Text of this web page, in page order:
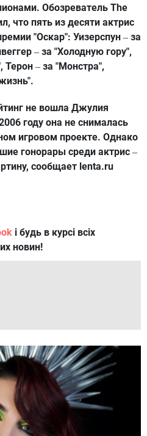
Обозреватель The
что пять из десяти актрис
"Оскар": Уизерспун – за
– за "Холодную гору",
Терон – за "Монстра",
не вошла Джулия
году она не снималась
игровом проекте. Однако
гонорары среди актрис –
сообщает lenta.ru
і будь в курсі всіх
новин!